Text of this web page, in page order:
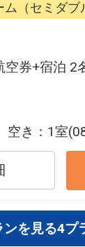
空券と宿泊
ダードの＜
トと宿泊を
ダイナミッ
都市滞在は
適！
間中の1泊だ
び泊なども
レージ会員
（セミダブ
空券+宿泊
空き： 1室
を見る4プ